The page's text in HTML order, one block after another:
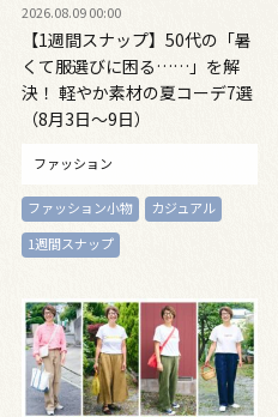
2026.08.09 00:00
【1週間スナップ】50代の「暑
くて服選びに困る……」を解
決！ 軽やか素材の夏コーデ7選
（8月3日～9日）
ファッション
ファッション小物
カジュアル
1週間スナップ